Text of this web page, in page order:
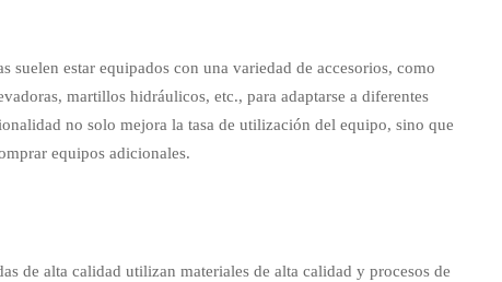
suelen estar equipados con una variedad de accesorios, como
martillos hidráulicos, etc., para adaptarse a diferentes
no solo mejora la tasa de utilización del equipo, sino que
equipos adicionales.
de alta calidad utilizan materiales de alta calidad y procesos de